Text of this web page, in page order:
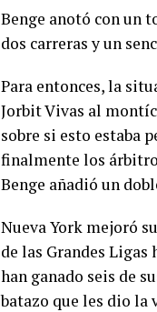
Benge anotó con un
dos carreras y un
Para entonces, la
Jorbit Vivas al
sobre si esto estaba
finalmente los
Benge añadió un
Nueva York mejoró
de las Grandes
han ganado seis de
batazo que les dio la